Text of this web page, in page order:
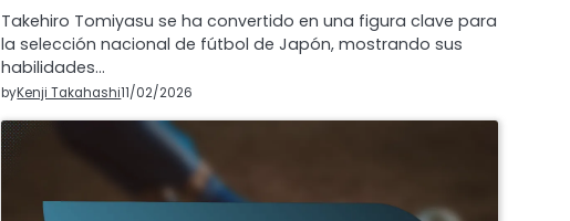
Takehiro Tomiyasu se ha convertido en una figura clave para
la selección nacional de fútbol de Japón, mostrando sus
habilidades…
byKenji Takahashi11/02/2026